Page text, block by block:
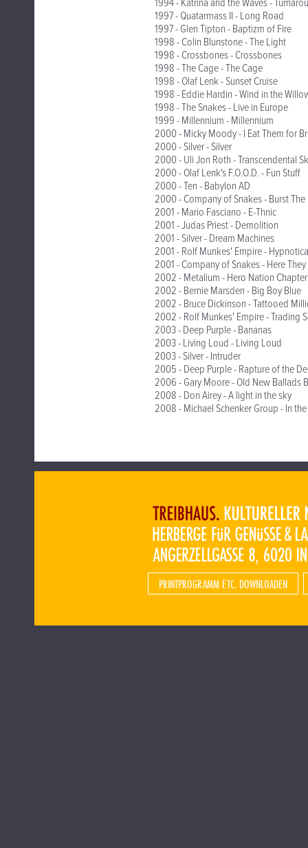
1994 - Katrina and the Waves -
1997 - Quatarmass II - Long Road
1997 - Glen Tipton - Baptizm of Fire
1998 - Colin Blunstone - The Light
1998 - Crossbones - Crossbones
1998 - The Cage - The Cage
1998 - Olaf Lenk - Sunset Cruise
1998 - Eddie Hardin - Wind in the
1998 - The Snakes - Live in Europe
1999 - Millennium - Millennium
2000 - Micky Moody - I Eat Them for
2000 - Silver - Silver
2000 - Uli Jon Roth - Transcendental
2000 - Olaf Lenk's F.O.O.D. - Fun Stuff
2000 - Ten - Babylon AD
2000 - Company of Snakes - Burst
2001 - Mario Fasciano - E-Thnic
2001 - Judas Priest - Demolition
2001 - Silver - Dream Machines
2001 - Rolf Munkes' Empire - Hypnotica
2001 - Company of Snakes - Here
2002 - Metalium - Hero Nation
2002 - Bernie Marsden - Big Boy Blue
2002 - Bruce Dickinson - Tattooed
2002 - Rolf Munkes' Empire - Trading
2003 - Deep Purple - Bananas
2003 - Living Loud - Living Loud
2003 - Silver - Intruder
2005 - Deep Purple - Rapture of the
2006 - Gary Moore - Old New Ballads
2008 - Don Airey - A light in the sky
2008 - Michael Schenker Group - In
PRINTPROGRAMM ETC. DOWNLOADEN